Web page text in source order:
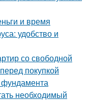
и время
удобство и
со свободной
покупкой
фундамента
необходимый